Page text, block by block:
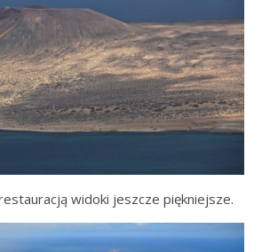
widoki jeszcze piękniejsze.